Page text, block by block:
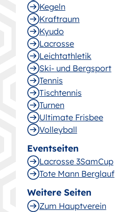
Kegeln
Kraftraum
Kyudo
Lacrosse
Leichtathletik
Ski- und Bergsport
Tennis
Tischtennis
Turnen
Ultimate Frisbee
Volleyball
Eventseiten
Lacrosse 3SamCup
Tote Mann Berglauf
Weitere Seiten
Zum Hauptverein